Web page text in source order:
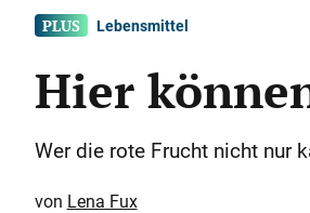
Lebensmittel
Hier
Wer die rote Frucht nicht nur
Lena Fux